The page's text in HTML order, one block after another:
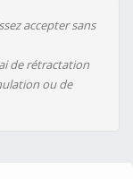
accepter sans
de rétractation
ou de